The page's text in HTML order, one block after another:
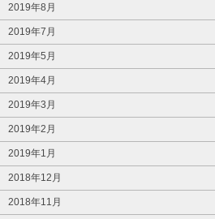
2019年8月
2019年7月
2019年5月
2019年4月
2019年3月
2019年2月
2019年1月
2018年12月
2018年11月